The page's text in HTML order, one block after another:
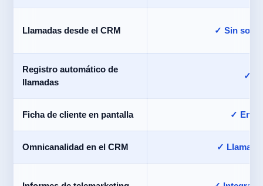
Llamadas desde el CRM ✓ Sin
Registro automático de
llamadas
✓
Ficha de cliente en pantalla ✓ En
Omnicanalidad en el CRM ✓